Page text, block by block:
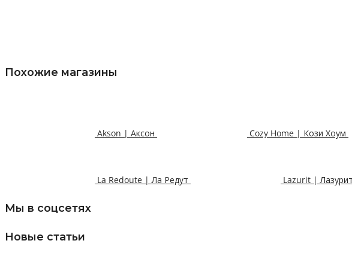
Похожие магазины
Akson | Аксон Cozy Home | Кози Хоум
La Redoute | Ла Редут Lazurit | Лазурит
Мы в соцсетях
Новые статьи